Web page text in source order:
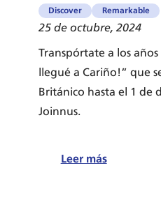
Discover Remarkable
25 de octubre, 2024
Transpórtate a los años
llegué a Cariño!” que
Británico hasta el 1 de
Joinnus.
Leer más: